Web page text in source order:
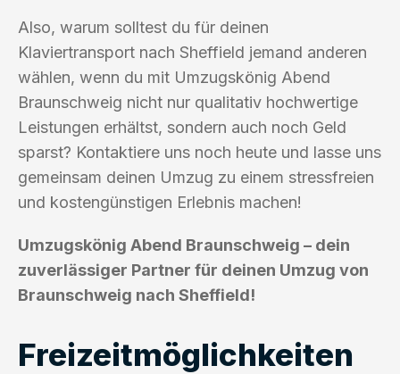
Also, warum solltest du für deinen
Klaviertransport nach Sheffield jemand anderen
wählen, wenn du mit Umzugskönig Abend
Braunschweig nicht nur qualitativ hochwertige
Leistungen erhältst, sondern auch noch Geld
sparst? Kontaktiere uns noch heute und lasse uns
gemeinsam deinen Umzug zu einem stressfreien
und kostengünstigen Erlebnis machen!
Umzugskönig Abend Braunschweig – dein
zuverlässiger Partner für deinen Umzug von
Braunschweig nach Sheffield!
Freizeitmöglichkeiten